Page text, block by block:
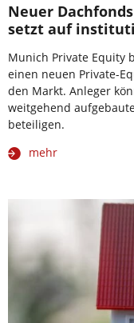
Neuer
setzt auf
Munich Private Equity
einen neuen Private-
den Markt. Anleger
weitgehend
beteiligen.
mehr